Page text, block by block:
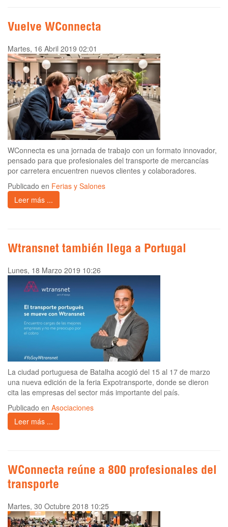
Vuelve WConnecta
Martes, 16 Abril 2019 02:01
WConnecta es una jornada de trabajo con un formato innovador,
pensado para que profesionales del transporte de mercancías
por carretera encuentren nuevos clientes y colaboradores.
Publicado en Ferias y Salones
Leer más ...
Wtransnet también llega a Portugal
Lunes, 18 Marzo 2019 10:26
La ciudad portuguesa de Batalha acogió del 15 al 17 de marzo
una nueva edición de la feria Expotransporte, donde se dieron
cita las empresas del sector más importante del país.
Publicado en Asociaciones
Leer más ...
WConnecta reúne a 800 profesionales del
transporte
Martes, 30 Octubre 2018 10:25